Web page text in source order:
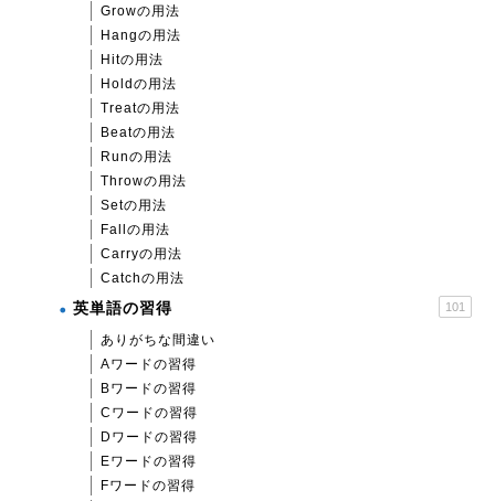
Growの用法
Hangの用法
Hitの用法
Holdの用法
Treatの用法
Beatの用法
Runの用法
Throwの用法
Setの用法
Fallの用法
Carryの用法
Catchの用法
英単語の習得 101
ありがちな間違い
Aワードの習得
Bワードの習得
Cワードの習得
Dワードの習得
Eワードの習得
Fワードの習得